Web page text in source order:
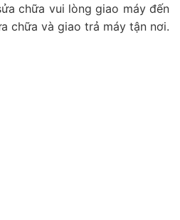
chữa vui lòng giao máy đến
chữa và giao trả máy tận nơi.